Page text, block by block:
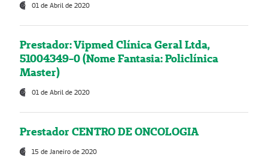
01 de Abril de 2020
Prestador: Vipmed Clínica Geral Ltda,
51004349-0 (Nome Fantasia: Policlínica
Master)
01 de Abril de 2020
Prestador CENTRO DE ONCOLOGIA
15 de Janeiro de 2020